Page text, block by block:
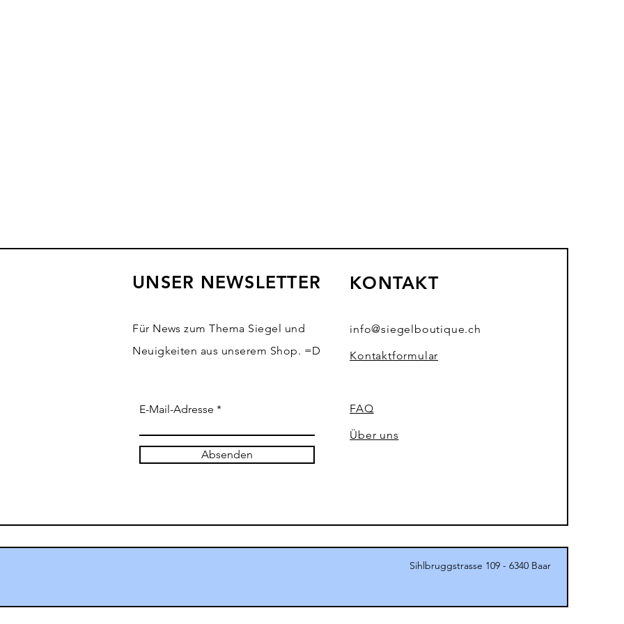
UNSER NEWSLETTER
Für News zum Thema Siegel und
Neuigkeiten aus unserem Shop. =D
E-Mail-Adresse
Absenden
KONTAKT
info@siegelboutique.ch
Kontaktformular
FAQ
Über uns
Sihlbruggstrasse 109 - 6340 Baar